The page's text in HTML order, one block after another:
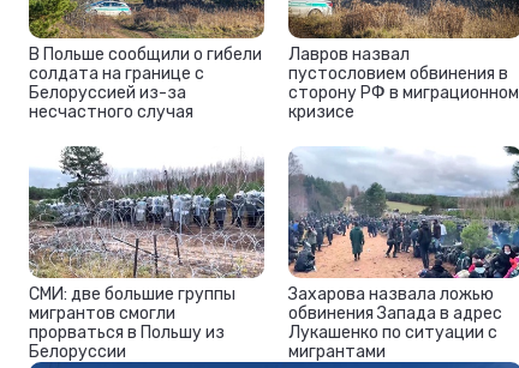
В Польше сообщили о гибели
солдата на границе с
Белоруссией из-за
несчастного случая
Лавров назвал
пустословием обвинения в
сторону РФ в миграционном
кризисе
СМИ: две большие группы
мигрантов смогли
прорваться в Польшу из
Белоруссии
Захарова назвала ложью
обвинения Запада в адрес
Лукашенко по ситуации с
мигрантами